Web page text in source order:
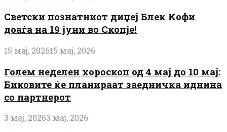
Светски познатниот диџеј Блек Кофи
доаѓа на 19 јуни во Скопје!
15 мај, 202615 мај, 2026
Голем неделен хороскоп од 4 мај до 10 мај:
Биковите ќе планираат заедничка иднина
со партнерот
3 мај, 20263 мај, 2026